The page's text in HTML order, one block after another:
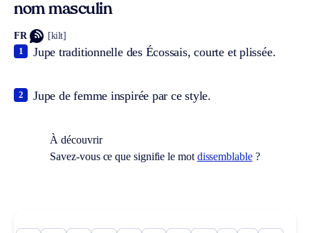
nom masculin
FR [kilt]
Jupe traditionnelle des Écossais, courte et plissée.
1
Jupe de femme inspirée par ce style.
2
À découvrir
Savez-vous ce que signifie le mot dissemblable?